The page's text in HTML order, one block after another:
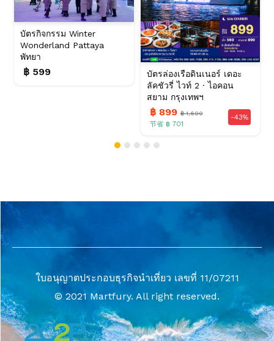
บัตรกิจกรรม Winter
Wonderland Pattaya
พัทยา
฿ 599
บัตรล่องเรือดินเนอร์ เดอะ
ลัคชัวรี่ ไวท์ 2 · ไอคอน
สยาม กรุงเทพฯ
฿ 899฿ 1,600
节省 ฿ 701
-43%
ใบอนุญาตประกอบธุรกิจนำเที่ยว เลขที่ 11/07211
© 2021 Martfury. All right reserved.